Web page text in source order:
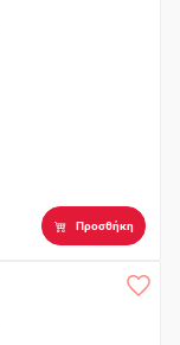
Προσθήκη